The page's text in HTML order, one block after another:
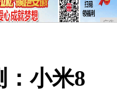
广告
：小米8